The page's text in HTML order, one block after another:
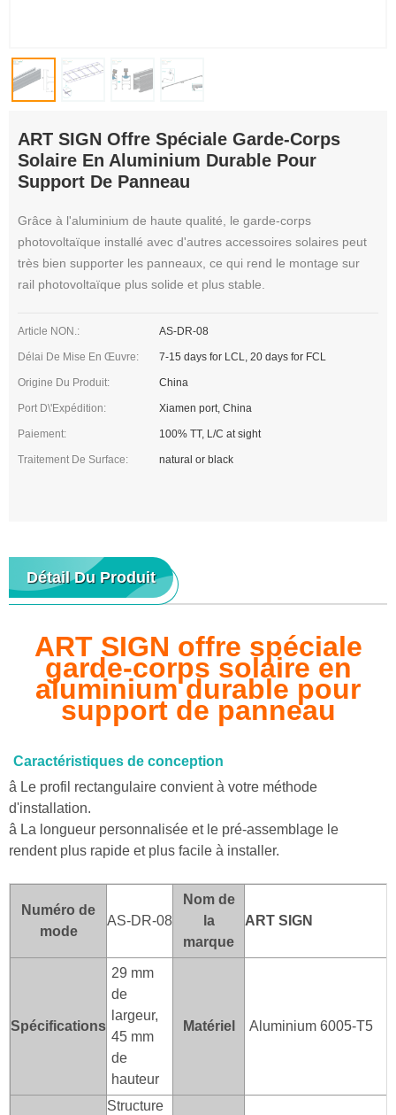
ART SIGN Offre Spéciale Garde-Corps
Solaire En Aluminium Durable Pour
Support De Panneau
Grâce à l'aluminium de haute qualité, le garde-corps
photovoltaïque installé avec d'autres accessoires solaires peut
très bien supporter les panneaux, ce qui rend le montage sur
rail photovoltaïque plus solide et plus stable.
Article NON.: AS-DR-08
Délai De Mise En Œuvre: 7-15 days for LCL, 20 days for FCL
Origine Du Produit: China
Port D\'expédition: Xiamen port, China
Paiement: 100% TT, L/C at sight
Traitement De Surface: natural or black
Détail Du Produit
ART SIGN offre spéciale
garde-corps solaire en
aluminium durable pour
support de panneau
Caractéristiques de conception
â Le profil rectangulaire convient à votre méthode
d'installation.
â La longueur personnalisée et le pré-assemblage le
rendent plus rapide et plus facile à installer.
Numéro de
mode
AS-DR-08
Nom de
la
marque
ART SI GN
Spécifications
29 mm
de
largeur,
45 mm
de
hauteur
Matériel Aluminium 6005-T5
Structure